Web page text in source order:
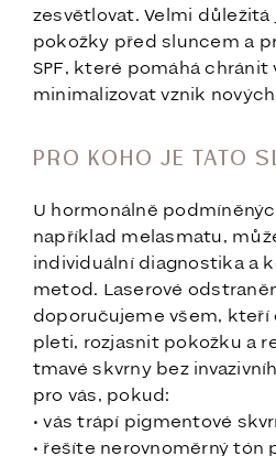
zesvětlovat. Velmi
pokožky před sluncem a
SPF, které pomáhá chránit
minimalizovat vznik
PRO KOHO JE TATO
U hormonálně
například melasmatu,
individuální diagnostika a
metod. Laserové
doporučujeme všem,
pleti, rozjasnit pokožku a
tmavé skvrny bez
pro vás, pokud:
• vás trápí pigmentové
• řešíte nerovnoměrný tón